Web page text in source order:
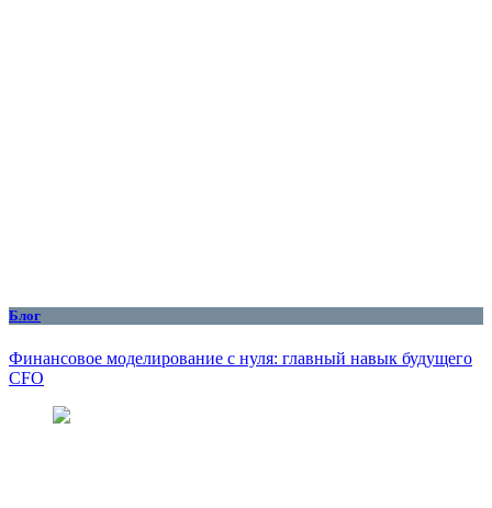
Блог
Финансовое моделирование с нуля: главный навык будущего
CFO